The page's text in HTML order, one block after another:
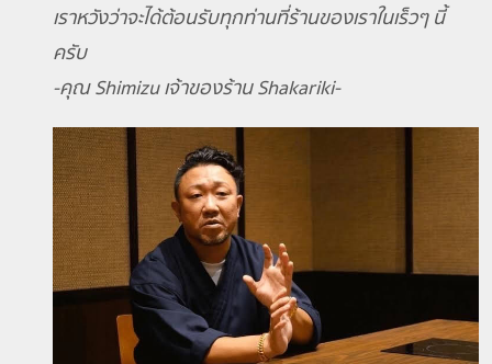
เราหวังว่าจะได้ต้อนรับทุกท่านที่ร้านของเราในเร็วๆ นี้
ครับ
-คุณ Shimizu เจ้าของร้าน Shakariki-